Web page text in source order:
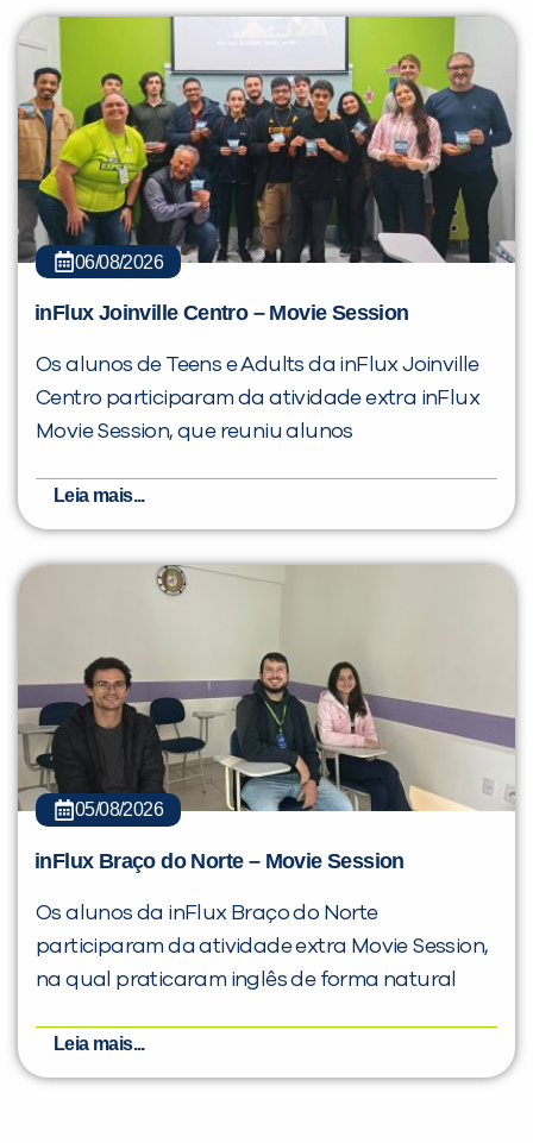
06/08/2026
inFlux Joinville Centro – Movie Session
Os alunos de Teens e Adults da inFlux Joinville
Centro participaram da atividade extra inFlux
Movie Session, que reuniu alunos
Leia mais...
05/08/2026
inFlux Braço do Norte – Movie Session
Os alunos da inFlux Braço do Norte
participaram da atividade extra Movie Session,
na qual praticaram inglês de forma natural
Leia mais...